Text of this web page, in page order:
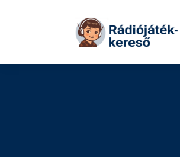
Tovább a tartalomhoz